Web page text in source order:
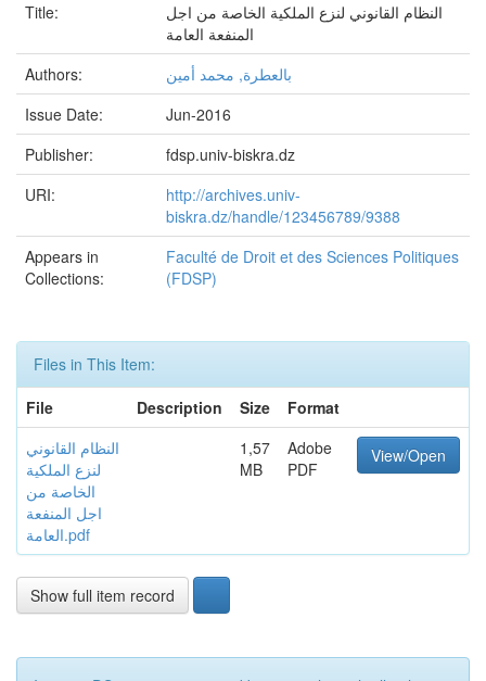
Title:
النظام القانوني لنزع الملكية الخاصة من اجل
المنفعة العامة
Authors:
بالعطرة, محمد أمين
Issue Date:
Jun-2016
Publisher:
fdsp.univ-biskra.dz
URI:
http://archives.univ-
biskra.dz/handle/123456789/9388
Appears in
Collections:
Faculté de Droit et des Sciences Politiques
(FDSP)
Files in This Item:
File
Description Size
Format
النظام القانوني
لنزع الملكية
الخاصة من
اجل المنفعة
العامة.pdf
1,57
MB
Adobe
PDF
View/Open
Show full item record